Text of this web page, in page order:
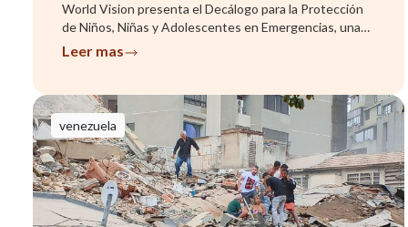
World Vision presenta el Decálogo para la Protección
de Niños, Niñas y Adolescentes en Emergencias, una
herramienta que ...
Leer mas
venezuela